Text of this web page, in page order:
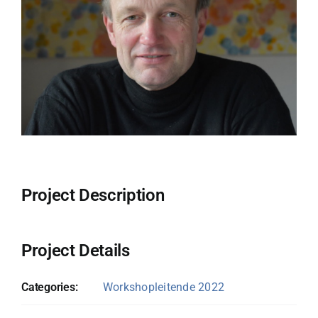
Project Description
Project Details
Categories: Workshopleitende 2022